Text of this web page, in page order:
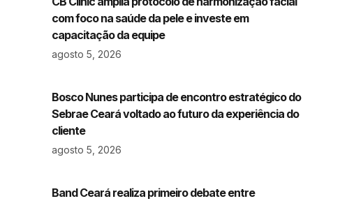
com foco na saúde da pele e investe em
capacitação da equipe
agosto 5, 2026
Bosco Nunes participa de encontro estratégico do
Sebrae Ceará voltado ao futuro da experiência do
cliente
agosto 5, 2026
Band Ceará realiza primeiro debate entre